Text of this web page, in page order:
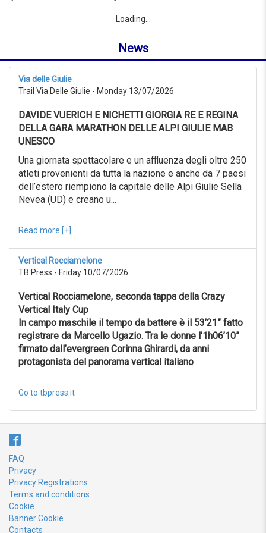
to
from
999KM
Advanced
search
Reset
from
08/07/2026
Advanced
search
Sport
Reset
City link
Loading...
News
Via delle Giulie
Trail Via Delle Giulie - Monday 13/07/2026
DAVIDE VUERICH E NICHETTI GIORGIA RE E REGINA
DELLA GARA MARATHON DELLE ALPI GIULIE MAB
UNESCO
Una giornata spettacolare e un affluenza degli oltre 250
atleti provenienti da tutta la nazione e anche da 7 paesi
dell’estero riempiono la capitale delle Alpi Giulie Sella
Nevea (UD) e creano u...
Read more [+]
Vertical Rocciamelone
TB Press - Friday 10/07/2026
Vertical Rocciamelone, seconda tappa della Crazy
Vertical Italy Cup
In campo maschile il tempo da battere è il 53’21” fatto
registrare da Marcello Ugazio. Tra le donne l’1h06’10”
firmato dall’evergreen Corinna Ghirardi, da anni
protagonista del panorama vertical italiano
Go to tbpress.it
FAQ
Privacy
Privacy Registrations
Terms and conditions
Cookie
Banner Cookie
Contacts